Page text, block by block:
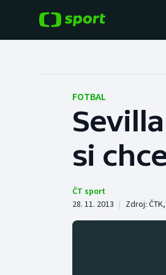
Hokej
Tenis
Cyklistika
FOTBAL
si
ČT sport
28. 11. 2013 | Zdroj: ČTK,